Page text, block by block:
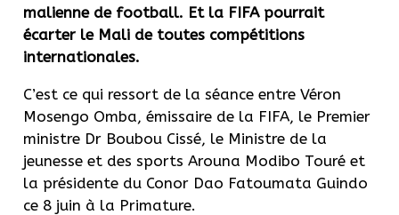
malienne de football. Et la FIFA pourrait
écarter le Mali de toutes compétitions
internationales.
C’est ce qui ressort de la séance entre Véron
Mosengo Omba, émissaire de la FIFA, le Premier
ministre Dr Boubou Cissé, le Ministre de la
jeunesse et des sports Arouna Modibo Touré et
la présidente du Conor Dao Fatoumata Guindo
ce 8 juin à la Primature.